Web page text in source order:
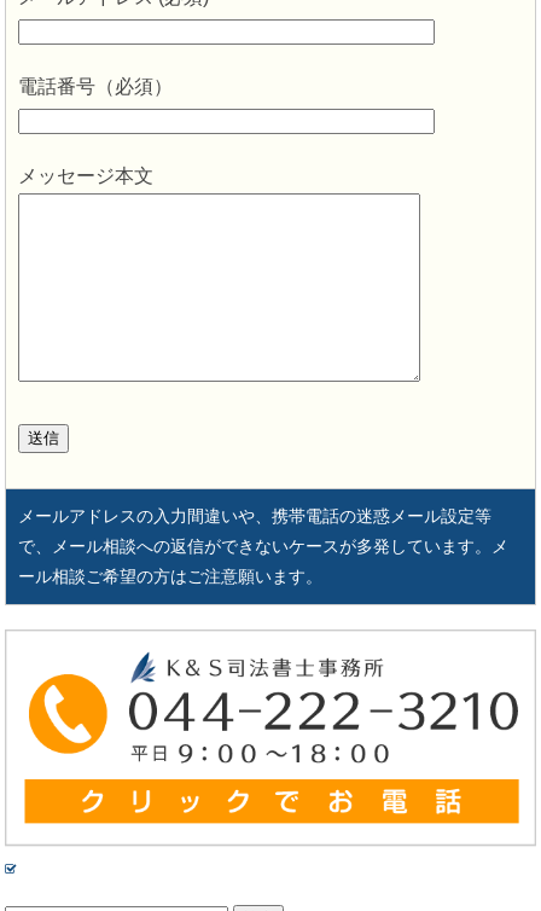
電話番号（必須）
メッセージ本文
メールアドレスの入力間違いや、携帯電話の迷惑メール設定等
で、メール相談への返信ができないケースが多発しています。メ
ール相談ご希望の方はご注意願います。